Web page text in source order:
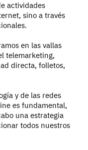
actividades
sino a través
en las vallas
telemarketing,
directa, folletos,
y de las redes
es fundamental,
una estrategia
todos nuestros